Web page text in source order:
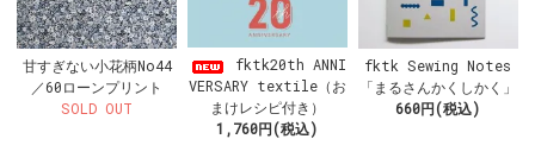
甘すぎない小花柄No44
／60ローンプリント
SOLD OUT
fktk20th ANNI
VERSARY textile（お
まけレシピ付き）
1,760円(税込)
fktk Sewing Notes
「まるさんかくしかく」
660円(税込)